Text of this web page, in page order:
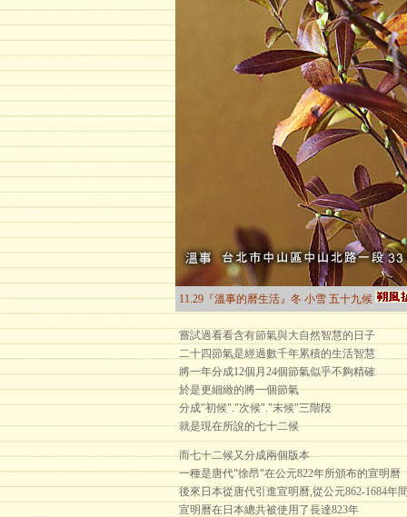
11.29『溫事的曆生活』冬 小雪 五十九候
嘗試過看看含有節氣與大自然智慧的日子
二十四節氣是經過數千年累積的生活智慧
將一年分成12個月24個節氣似乎不夠精確
於是更細緻的將一個節氣
分成"初候"."次候"."末候"三階段
就是現在所說的七十二候
而七十二候又分成兩個版本
一種是唐代"徐昂"在公元822年所頒布的宣明曆
後來日本從唐代引進宣明曆,從公元862-1684年
宣明曆在日本總共被使用了長達823年